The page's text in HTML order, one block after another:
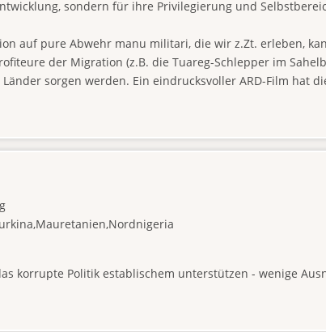
sondern für ihre Privilegierung und
auf pure Abwehr manu militari, die wir z.Zt. erleben,
der Migration (z.B. die Tuareg-Schlepper im
sorgen werden. Ein eindrucksvoller ARD-Film hat
korrupte Politik establischem unterstützen - wenige